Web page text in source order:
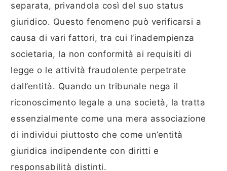
separata, privandola così del suo status
giuridico. Questo fenomeno può verificarsi a
causa di vari fattori, tra cui l’inadempienza
societaria, la non conformità ai requisiti di
legge o le attività fraudolente perpetrate
dall’entità. Quando un tribunale nega il
riconoscimento legale a una società, la tratta
essenzialmente come una mera associazione
di individui piuttosto che come un’entità
giuridica indipendente con diritti e
responsabilità distinti.